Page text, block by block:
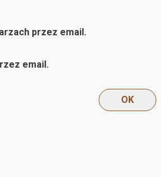
przez email.
email.